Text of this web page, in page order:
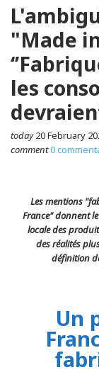
"Made
les
today 20 February
comment0
Les mentions
France" donnent
locale des
des réalités
définition
Un